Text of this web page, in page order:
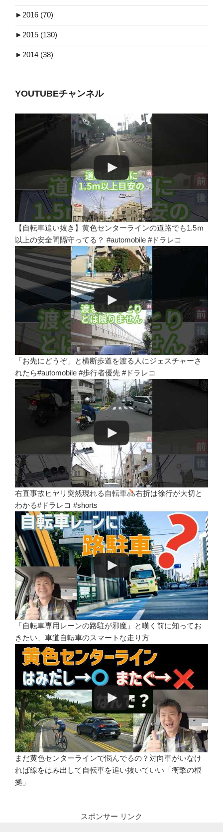
►2016 (70)
►2015 (130)
►2014 (38)
YOUTUBEチャンネル
【自転車追い抜き】黄色センターラインの道路でも1.5ｍ
以上の安全間隔守ってる？ #automobile #ドラレコ
「お先にどうぞ」と横断歩道を渡る人にジェスチャーさ
れたら#automobile #歩行者優先 #ドラレコ
右直事故ヒヤリ突然現れる自転車
右折は徐行が大切と
わかる#ドラレコ #shorts
「自転車専用レーンの路駐が邪魔」と嘆く前に知ってお
きたい、車道自転車のスマートな走り方
まだ黄色センターラインで悩んでるの？対向車がいなけ
れば線をはみ出して自転車を追い抜いていい「衝撃の根
拠」
スポンサー リンク